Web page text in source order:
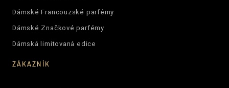
Dámské Francouzské parfémy
Dámské Značkové parfémy
Dámská limitovaná edice
ZÁKAZNÍK